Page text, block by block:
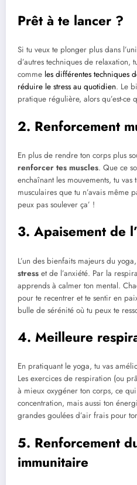
Prêt à te lancer ?
Si tu veux te plonger plus dans
d’autres techniques de relaxation,
comme les différentes techniques
réduire le stress au quotidien. Le
pratique régulière, alors qu’est-ce
2. Renforcement
En plus de rendre ton corps plus
renforcer tes muscles. Que ce
enchaînant les mouvements, tu
musculaires que tu n’avais même
peux pas soulever ça’ !
3. Apaisement de
L’un des bienfaits majeurs du
stress et de l’anxiété. Par la
apprends à calmer ton mental.
pour te recentrer et te sentir en
bulle de sérénité où tu peux te
4. Meilleure
En pratiquant le yoga, tu vas
Les exercices de respiration (ou
à mieux oxygéner ton corps, ce
concentration, mais aussi ton
grandes goulées d’air frais pour
5. Renforcement
immunitaire